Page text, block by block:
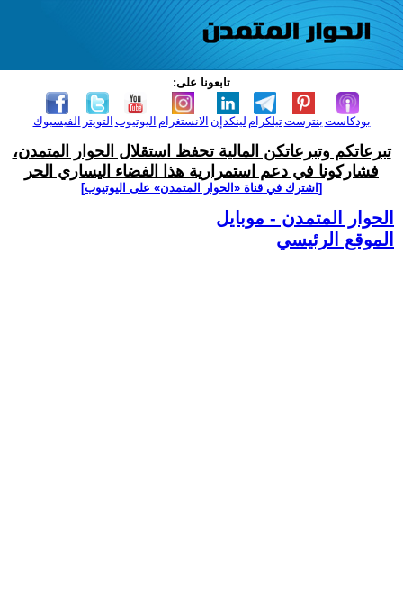
تابعونا على:
الفيسبوك التويتر اليوتيوب الانستغرام لينكدإن تيلكرامبنترست بودكاست
تبرعاتكم وتبرعاتكن المالية تحفظ استقلال الحوار المتمدن،
فشاركونا في دعم استمرارية هذا الفضاء اليساري الحر
[اشترك في قناة ‫«الحوار المتمدن» على اليوتيوب]
الحوار المتمدن - موبايل
الموقع الرئيسي